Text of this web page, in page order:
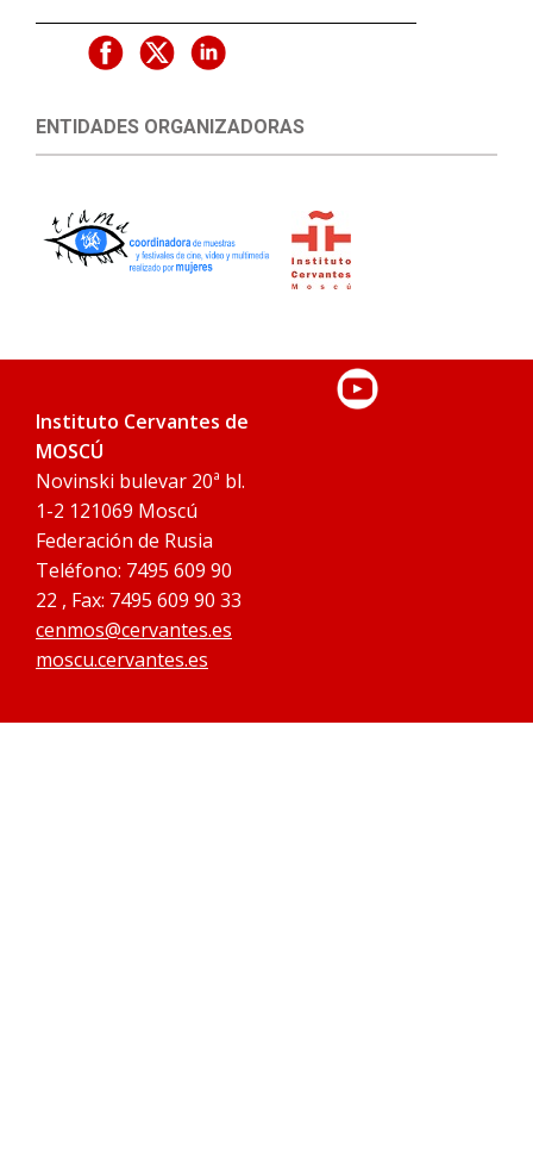
ENTIDADES ORGANIZADORAS
Instituto Cervantes de
MOSCÚ
Novinski bulevar 20ª bl.
1-2 121069 Moscú
Federación de Rusia
Teléfono: 7495 609 90
22 , Fax: 7495 609 90 33
cenmos@cervantes.es
moscu.cervantes.es